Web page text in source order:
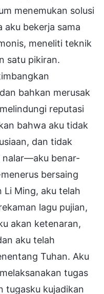
menemukan solusi
aku bekerja sama
meneliti teknik
satu pikiran.
bahkan merusak
reputasi
bahwa aku tidak
dan tidak
nalar—aku benar-
bersaing
Li Ming, aku telah
lagu pujian,
akan ketenaran,
aku telah
Tuhan. Aku
tugas
tugasku kujadikan